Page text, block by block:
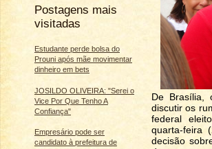
Postagens mais
visitadas
Estudante perde bolsa do
Prouni após mãe movimentar
dinheiro em bets
JOSILDO OLIVEIRA: "Serei o
Vice Por Que Tenho A
Confiança"
Empresário pode ser
candidato à prefeitura de
De Brasília,
discutir os
federal
quarta-feira
decisão